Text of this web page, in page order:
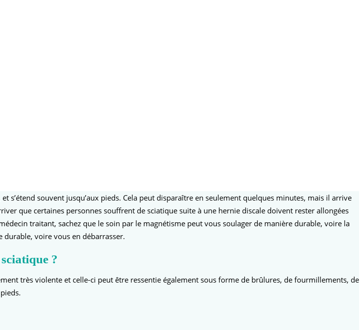
s’étend souvent jusqu’aux pieds. Cela peut disparaître en seulement quelques minutes, mais il arrive
que certaines personnes souffrent de sciatique suite à une hernie discale doivent rester allongées
traitant, sachez que le soin par le magnétisme peut vous soulager de manière durable, voire la
durable, voire vous en débarrasser.
?
très violente et celle-ci peut être ressentie également sous forme de brûlures, de fourmillements, de